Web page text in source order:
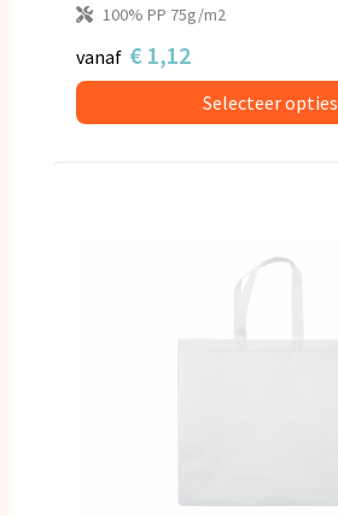
100% PP 75g/m2
vanaf € 1,12
Selecteer opties